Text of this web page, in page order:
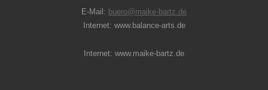
E-Mail: buero@maike-bartz.de
Internet: www.balance-arts.de
Internet: www.maike-bartz.de